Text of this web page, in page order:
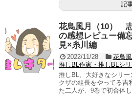
記
花鳥風月（10）
の感想レビュー備
見×糸川編
2022/11/28 花鳥
推しBL作家・推しBLシ
推しBL。大好きなシリ
クザの組長をやってる吉
た二人が、9巻で初合体